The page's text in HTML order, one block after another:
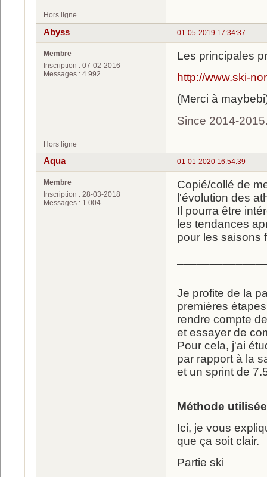
Hors ligne
01-05-2019 17:34:37
Abyss
Membre
Inscription : 07-02-2016
Messages : 4 992
Les principales
http://www.ski-
(Merci à
Since 2014-
Hors ligne
01-01-2020 16:54:39
Aqua
Membre
Inscription : 28-03-2018
Messages : 1 004
Copié/collé de
l'évolution des
Il pourra être
les tendances
pour les saisons
Je profite de la
premières
rendre compte
et essayer de
Pour cela, j'ai
par rapport à la
et un sprint de
Méthode
Ici, je vous
que ça soit clair.
Partie ski